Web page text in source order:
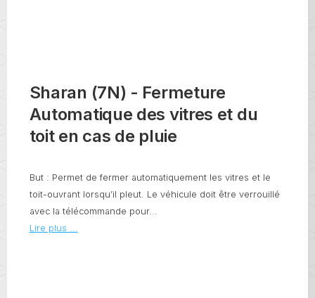
Sharan (7N) - Fermeture
Automatique des vitres et du
toit en cas de pluie
But : Permet de fermer automatiquement les vitres et le
toit-ouvrant lorsqu’il pleut. Le véhicule doit être verrouillé
avec la télécommande pour...
Lire plus ...